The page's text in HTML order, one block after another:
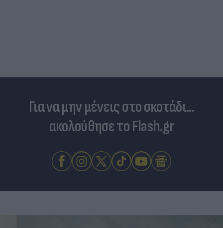
Για να μην μένεις στο σκοτάδι...
ακολούθησε το Flash.gr